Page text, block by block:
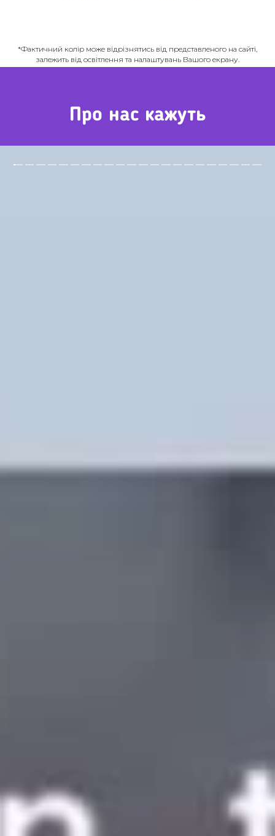
*Фактичний колір може відрізнятись від представленого на сайті,
залежить від освітлення та налаштувань Вашого екрану.
Про нас кажуть